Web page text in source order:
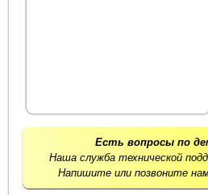
Есть вопросы по
Наша служба технической
Напишите или позвоните